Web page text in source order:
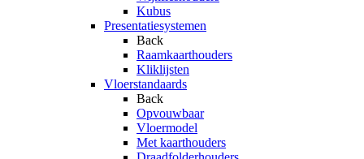
Kubus
Presentatiesystemen
Back
Raamkaarthouders
Kliklijsten
Vloerstandaards
Back
Opvouwbaar
Vloermodel
Met kaarthouders